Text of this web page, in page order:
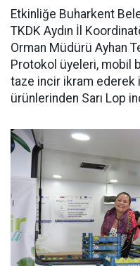
Etkinliğe Buharkent
TKDK Aydın İl
Orman Müdürü Ayhan
Protokol üyeleri, mobil
taze incir ikram ederek
ürünlerinden Sarı Lop